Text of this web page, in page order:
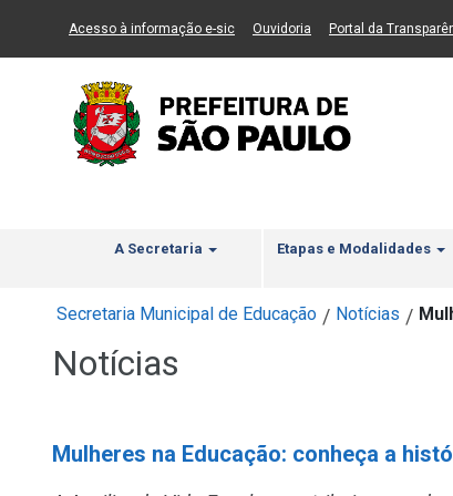
Ir ao Conteúdo Ir para menu principal 2 Ir para busca
Acesso à informação e-sic(Link para um novo sítio)
Ouvidoria (Link para um novo
Portal da
A Secretaria Etapas e Modalidades
Secretaria Municipal de Educação / Notícias /
Notícias
Mulheres na Educação: conheça a